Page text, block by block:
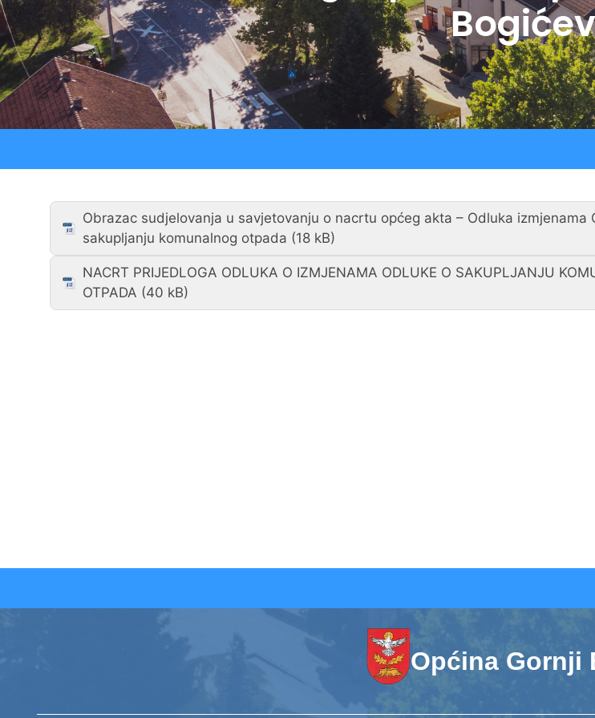
Procedure
Registar ugovora
Službeni glasnik
Strateški dokumenti
Ostali projekti
LU
ŠK
Udruga
Udruga
Obrazac sudjelovanja u savjetovanju o nacrtu općeg akta – Odluka izmjenama
sakupljanju komunalnog otpada
NACRT PRIJEDLOGA ODLUKA O IZMJENAMA ODLUKE O SAKUPLJANJU
OTPADA
Općina Gornji